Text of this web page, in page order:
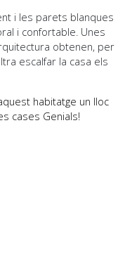
i les parets blanques
i confortable. Unes
obtenen, per
escalfar la casa els
habitatge un lloc
cases Genials!